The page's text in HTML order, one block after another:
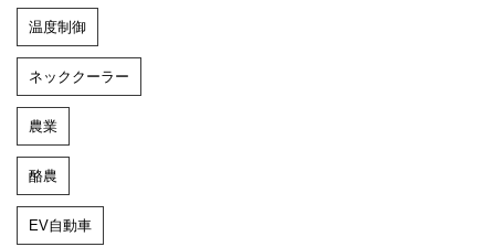
温度制御
ネッククーラー
農業
酪農
EV自動車